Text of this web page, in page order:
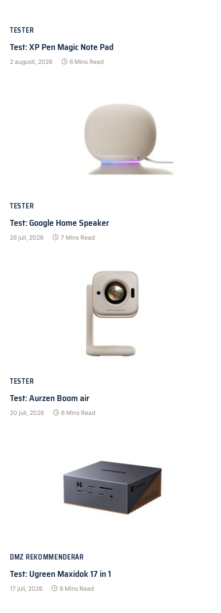
TESTER
Test: XP Pen Magic Note Pad
2 augusti, 2026 6 Mins Read
TESTER
Test: Google Home Speaker
26 juli, 2026 7 Mins Read
TESTER
Test: Aurzen Boom air
20 juli, 2026 6 Mins Read
DMZ REKOMMENDERAR
Test: Ugreen Maxidok 17 in 1
17 juli, 2026 6 Mins Read